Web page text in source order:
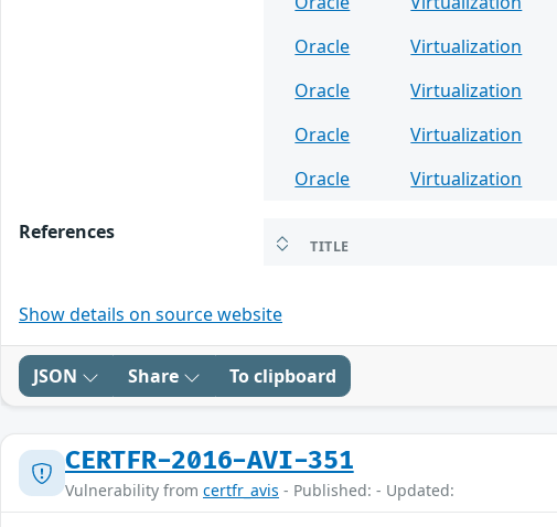
Oracle
Virtualization
Oracle
Virtualization
Oracle
Virtualization
Oracle
Virtualization
References
TITLE
Show details on source website
JSON Share To clipboard
CERTFR-2016-AVI-351
Vulnerability from certfr_avis - Published: - Updated: